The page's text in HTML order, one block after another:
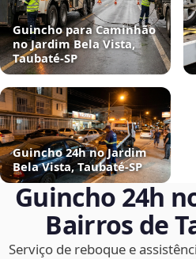
Guincho para Caminhão
no Jardim Bela Vista,
Taubaté‑SP
Guincho 24h no Jardim
Bela Vista, Taubaté‑SP
Guincho 24h
Bairros de
Serviço de reboque e